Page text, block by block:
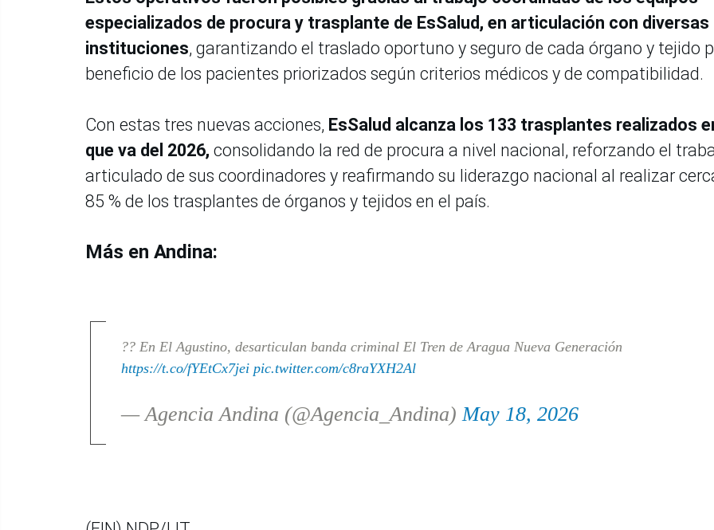
especializados de procura y trasplante de EsSalud, en articulación con diversas
instituciones, garantizando el traslado oportuno y seguro de cada órgano y tejido
beneficio de los pacientes priorizados según criterios médicos y de compatibilidad.
Con estas tres nuevas acciones, EsSalud alcanza los 133 trasplantes realizados
que va del 2026, consolidando la red de procura a nivel nacional, reforzando el
articulado de sus coordinadores y reafirmando su liderazgo nacional al realizar
85 % de los trasplantes de órganos y tejidos en el país.
Más en Andina:
?? En El Agustino, desarticulan banda criminal El Tren de Aragua Nueva Generación
https://t.co/fYEtCx7jei pic.twitter.com/c8raYXH2Al
— Agencia Andina (@Agencia_Andina)May 18, 2026